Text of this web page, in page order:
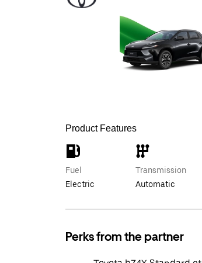
Product Features
Fuel
Electric
Transmission
Automatic
Perks from the partner